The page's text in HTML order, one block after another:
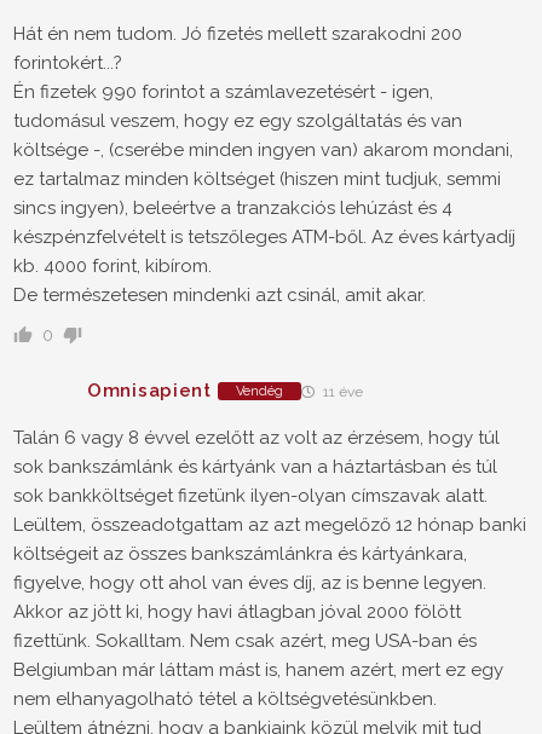
Hát én nem tudom. Jó fizetés mellett szarakodni 200
forintokért...?
Én fizetek 990 forintot a számlavezetésért - igen,
tudomásul veszem, hogy ez egy szolgáltatás és van
költsége -, (cserébe minden ingyen van) akarom mondani,
ez tartalmaz minden költséget (hiszen mint tudjuk, semmi
sincs ingyen), beleértve a tranzakciós lehúzást és 4
készpénzfelvételt is tetszőleges ATM-ből. Az éves kártyadíj
kb. 4000 forint, kibírom.
De természetesen mindenki azt csinál, amit akar.
0
Omnisapient Vendég 11 éve
Talán 6 vagy 8 évvel ezelőtt az volt az érzésem, hogy túl
sok bankszámlánk és kártyánk van a háztartásban és túl
sok bankköltséget fizetünk ilyen-olyan címszavak alatt.
Leültem, összeadotgattam az azt megelőző 12 hónap banki
költségeit az összes bankszámlánkra és kártyánkara,
figyelve, hogy ott ahol van éves díj, az is benne legyen.
Akkor az jött ki, hogy havi átlagban jóval 2000 fölött
fizettünk. Sokalltam. Nem csak azért, meg USA-ban és
Belgiumban már láttam mást is, hanem azért, mert ez egy
nem elhanyagolható tétel a költségvetésünkben.
Leültem átnézni, hogy a bankjaink közül melyik mit tud